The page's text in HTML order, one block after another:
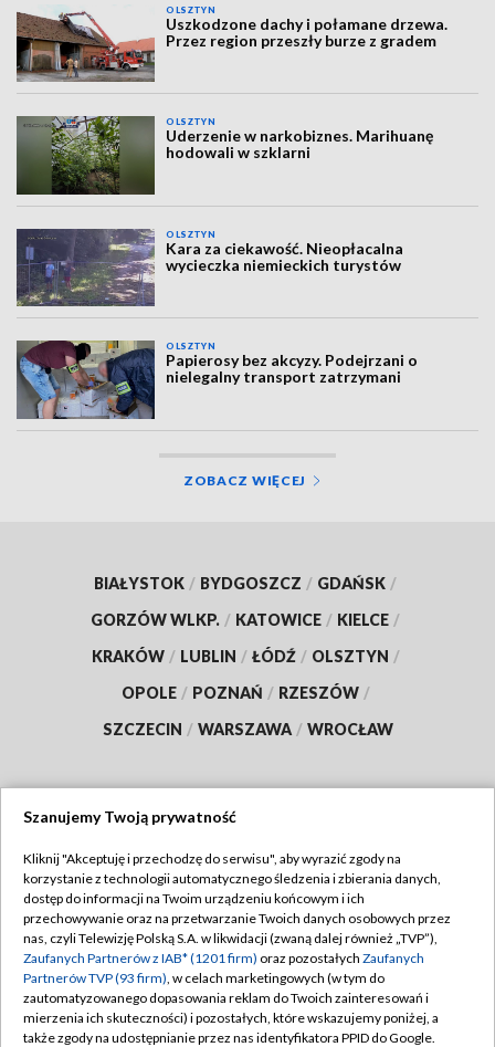
OLSZTYN
Uszkodzone dachy i połamane drzewa.
Przez region przeszły burze z gradem
OLSZTYN
Uderzenie w narkobiznes. Marihuanę
hodowali w szklarni
OLSZTYN
Kara za ciekawość. Nieopłacalna
wycieczka niemieckich turystów
OLSZTYN
Papierosy bez akcyzy. Podejrzani o
nielegalny transport zatrzymani
ZOBACZ WIĘCEJ
BIAŁYSTOK / BYDGOSZCZ / GDAŃSK /
GORZÓW WLKP. / KATOWICE / KIELCE /
KRAKÓW / LUBLIN / ŁÓDŹ / OLSZTYN /
OPOLE / POZNAŃ / RZESZÓW /
SZCZECIN / WARSZAWA / WROCŁAW
TVP
Abonament TVP
Emisja w TVP
Centrum informacji TVP
Naziemna Telewizja Cyfrowa
Regulamin TVP
Polityka prywatności
Moje zgody
Pomoc
Szanujemy Twoją prywatność
Kliknij "Akceptuję i przechodzę do serwisu", aby wyrazić zgody na
korzystanie z technologii automatycznego śledzenia i zbierania danych,
dostęp do informacji na Twoim urządzeniu końcowym i ich
przechowywanie oraz na przetwarzanie Twoich danych osobowych przez
nas, czyli Telewizję Polską S.A. w likwidacji (zwaną dalej również „TVP”),
Zaufanych Partnerów z IAB* (1201 firm) oraz pozostałych Zaufanych
Partnerów TVP (93 firm), w celach marketingowych (w tym do
zautomatyzowanego dopasowania reklam do Twoich zainteresowań i
mierzenia ich skuteczności) i pozostałych, które wskazujemy poniżej, a
także zgody na udostępnianie przez nas identyfikatora PPID do Google.